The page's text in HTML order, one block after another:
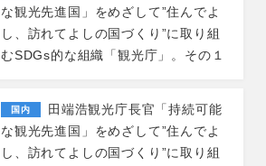
な観光先進国」をめざして”住んでよ
し、訪れてよしの国づくり”に取り組
むSDGs的な組織「観光庁」。その１
国内
田端浩観光庁長官「持続可能
な観光先進国」をめざして”住んでよ
し、訪れてよしの国づくり”に取り組